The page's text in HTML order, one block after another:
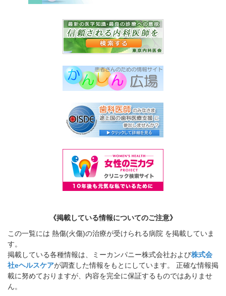
《掲載している情報についてのご注意》
この一覧には 熱傷(火傷)の治療が受けられる病院 を掲載していま
す。
掲載している各種情報は、ミーカンパニー株式会社および株式会
社eヘルスケアが調査した情報をもとにしています。 正確な情報掲
載に努めておりますが、内容を完全に保証するものではありませ
ん。